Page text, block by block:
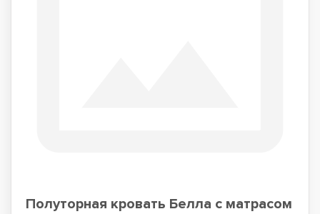
Полуторная кровать Белла с матрасом